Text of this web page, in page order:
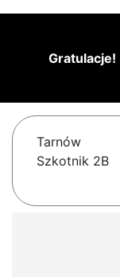
Gratulacje!
Tarnów
Szkotnik 2B